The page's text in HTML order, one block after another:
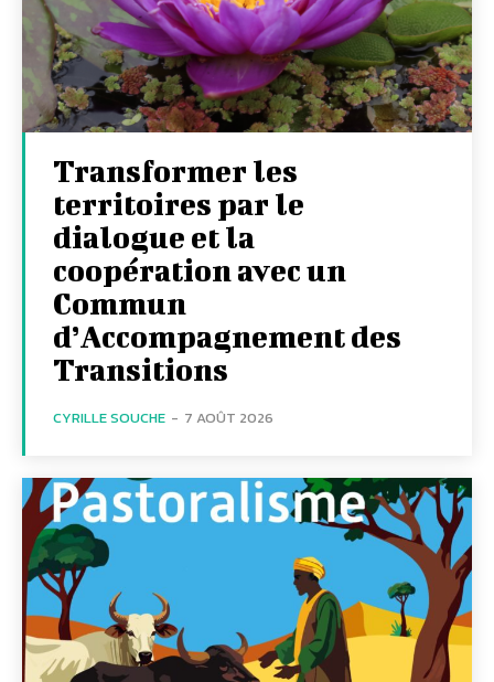
Transformer les
territoires par le
dialogue et la
coopération avec un
Commun
d’Accompagnement des
Transitions
CYRILLE SOUCHE - 7 AOÛT 2026